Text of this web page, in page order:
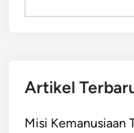
Artikel
Misi Kemanusiaan